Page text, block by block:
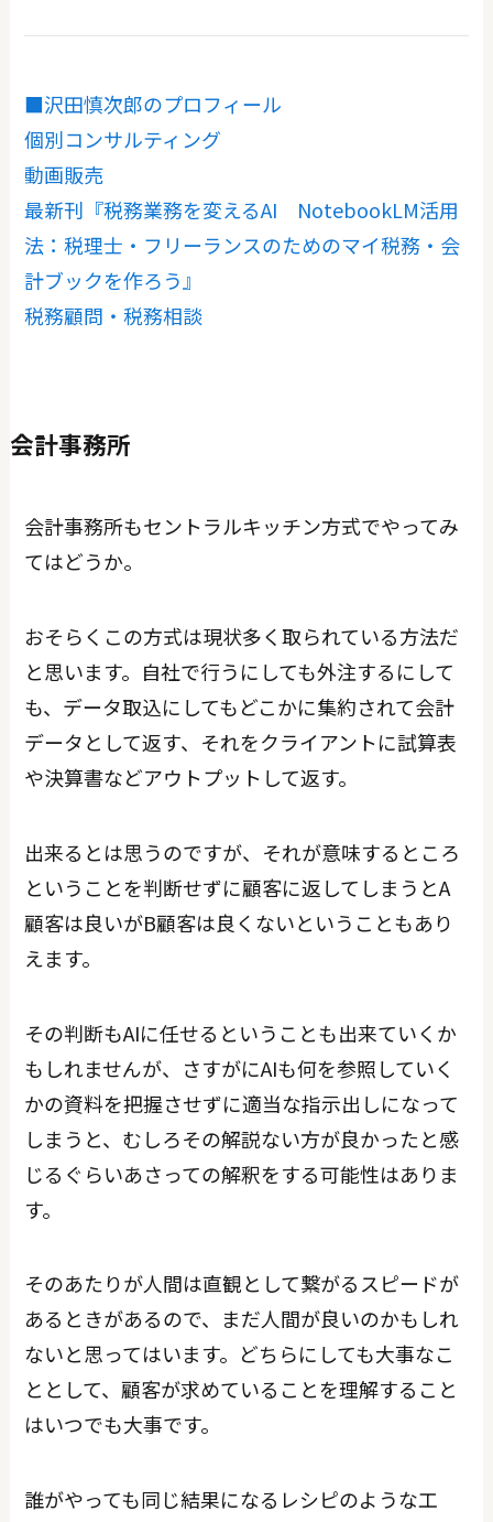
■沢田慎次郎のプロフィール
個別コンサルティング
動画販売
最新刊『税務業務を変えるAI NotebookLM活用
法：税理士・フリーランスのためのマイ税務・会
計ブックを作ろう』
税務顧問・税務相談
会計事務所
会計事務所もセントラルキッチン方式でやってみ
てはどうか。
おそらくこの方式は現状多く取られている方法だ
と思います。自社で行うにしても外注するにして
も、データ取込にしてもどこかに集約されて会計
データとして返す、それをクライアントに試算表
や決算書などアウトプットして返す。
出来るとは思うのですが、それが意味するところ
ということを判断せずに顧客に返してしまうとA
顧客は良いがB顧客は良くないということもあり
えます。
その判断もAIに任せるということも出来ていくか
もしれませんが、さすがにAIも何を参照していく
かの資料を把握させずに適当な指示出しになって
しまうと、むしろその解説ない方が良かったと感
じるぐらいあさっての解釈をする可能性はありま
す。
そのあたりが人間は直観として繋がるスピードが
あるときがあるので、まだ人間が良いのかもしれ
ないと思ってはいます。どちらにしても大事なこ
ととして、顧客が求めていることを理解すること
はいつでも大事です。
誰がやっても同じ結果になるレシピのような工